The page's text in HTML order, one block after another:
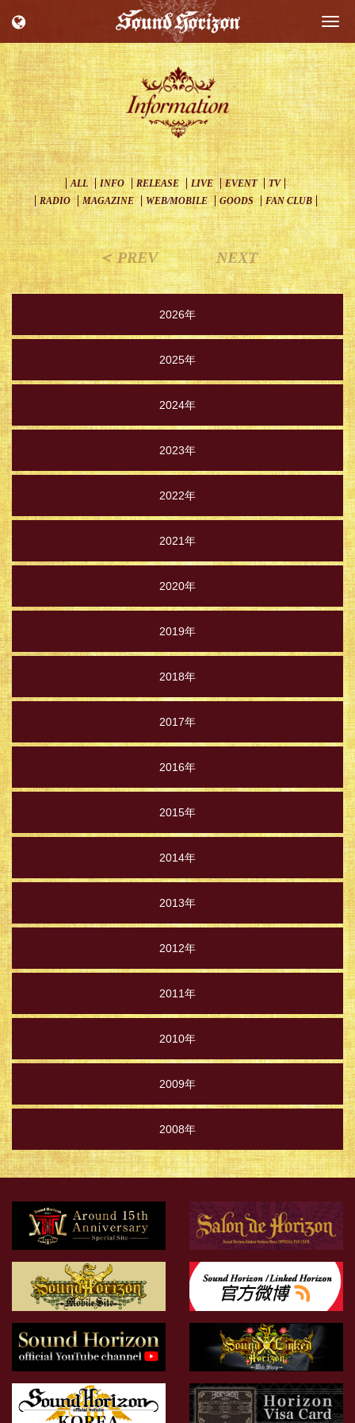
ALL INFO RELEASE LIVE EVENT
TV
RADIO
MAGAZINE WEB/MOBILE GOODS FAN CLUB
＜ PREV NEXT
2026年
2025年
2024年
2023年
2022年
2021年
2020年
2019年
2018年
2017年
2016年
2015年
2014年
2013年
2012年
2011年
2010年
2009年
2008年